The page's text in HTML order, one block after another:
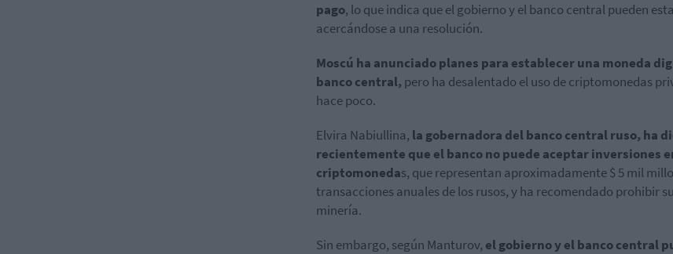
pago, lo que indica que el gobierno y el banco central pueden
acercándose a una resolución.
Moscú ha anunciado planes para establecer una moneda
banco central, pero ha desalentado el uso de criptomonedas
hace poco.
Elvira Nabiullina, la gobernadora del banco central ruso, ha
recientemente que el banco no puede aceptar inversiones
criptomonedas, que representan aproximadamente $ 5 mil
transacciones anuales de los rusos, y ha recomendado prohibir
minería.
Sin embargo, según Manturov, el gobierno y el banco central